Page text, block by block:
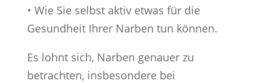
• Wie Sie selbst aktiv etwas für die
Gesundheit Ihrer Narben tun können.
Es lohnt sich, Narben genauer zu
betrachten, insbesondere bei